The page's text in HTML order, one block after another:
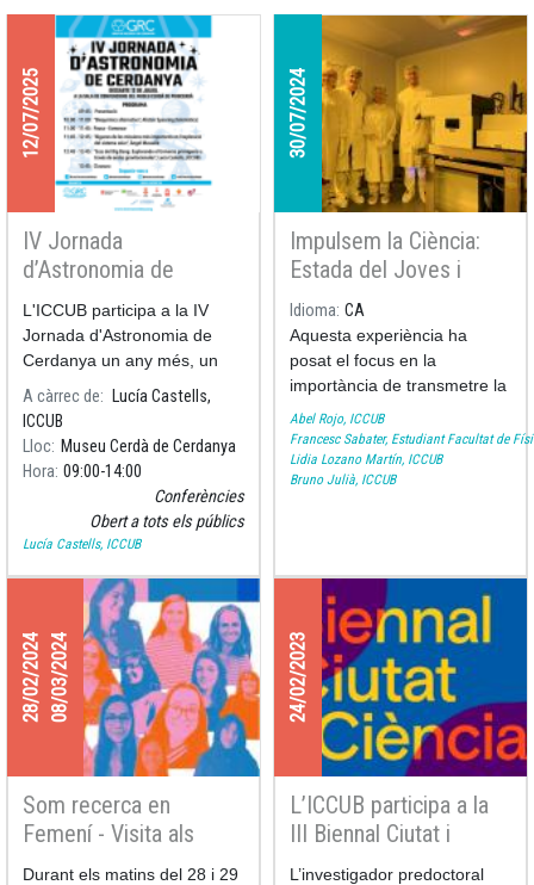
12/07/2025
IV Jornada
d’Astronomia de
Cerdanya
L'ICCUB participa a la IV
Jornada d'Astronomia de
Cerdanya un any més, un
esdeveniment de divulgació
científica organitzat a
Puigcerdà amb l’objectiu
d’apropar l’astronomia i la
A càrrec de
Lucía Castells,
ICCUB
Lloc Museu Cerdà de Cerdanya
Hora 09:00 14:00
Conferències
Obert a tots els públics
Lucía Castells, ICCUB
30/07/2024
Impulsem la Ciència:
Estada del Joves i
Ciència al Grup de
Comunicacions
Quàntiques de l'ICCUB
Idioma CA
Aquesta experiència ha
posat el focus en la
importància de transmetre la
ciència a les noves
generacions, inspirant futurs
científics i fomentant la seva
participació en projectes
Abel Rojo, ICCUB
Francesc Sabater, Estudiant Facultat de
Lidia Lozano Martín, ICCUB
Bruno Julià, ICCUB
28/02/202408/03/2024
Som recerca en
Femení - Visita als
laboratoris
Durant els matins del 28 i 29
24/02/2023
L’ICCUB participa a la
III Biennal Ciutat i
Ciència
L’investigador predoctoral